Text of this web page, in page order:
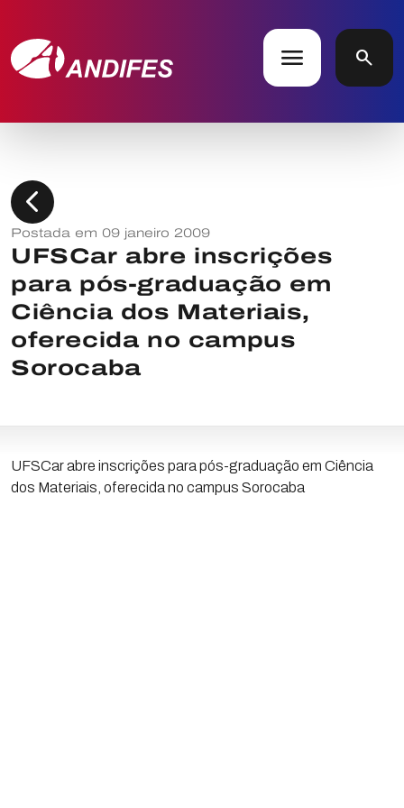
menu search
chevron_left
Postada em 09 janeiro 2009
UFSCar abre inscrições
para pós-graduação em
Ciência dos Materiais,
oferecida no campus
Sorocaba
UFSCar abre inscrições para pós-graduação em Ciência
dos Materiais, oferecida no campus Sorocaba